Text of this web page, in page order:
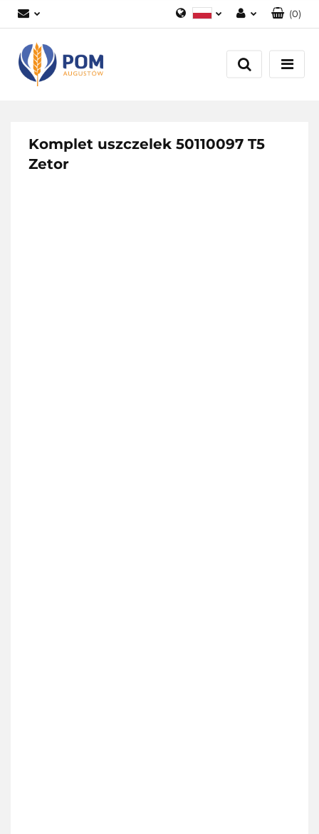
Zaloguj się
Załóż konto
(0)
Komplet uszczelek 50110097 T5
Zetor